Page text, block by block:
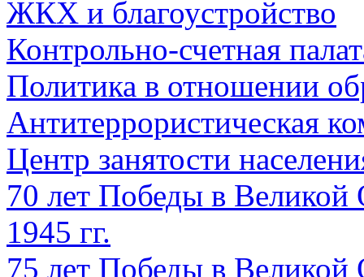
ЖКХ и благоустройство
Контрольно-счетная
Политика в отношении
Антитеррористическая
Центр занятости
70 лет Победы в Великой
1945 гг.
75 лет Победы в Великой